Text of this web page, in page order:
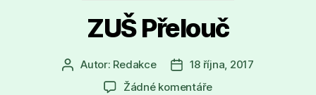
ZUŠ Přelouč
Autor
příspěvku
Autor: Redakce
Datum
příspěvku
18 října, 2017
Žádné komentářeu